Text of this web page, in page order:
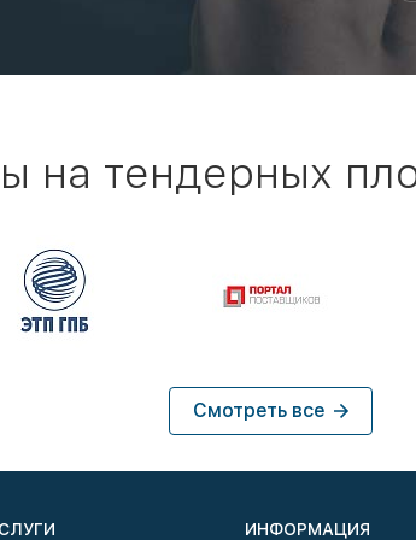
на тендерных
Смотреть все
ИНФОРМАЦИЯ